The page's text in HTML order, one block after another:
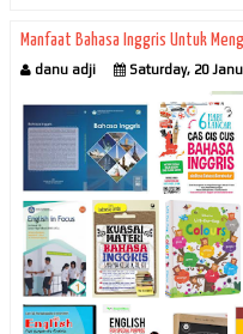
Manfaat Bahasa Inggris Untuk
danu adji Saturday, 20